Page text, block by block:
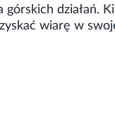
działań.
wiarę w